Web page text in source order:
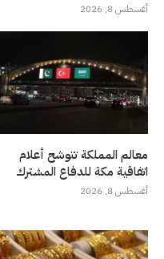
أغسطس 8, 2026
معالم المملكة تتوشح أعلام
اتفاقية مكة للدفاع المشترك
أغسطس 8, 2026